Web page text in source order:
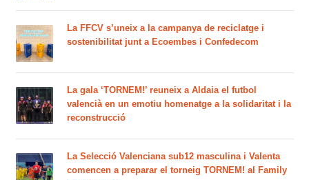
La FFCV s’uneix a la campanya de reciclatge i
sostenibilitat junt a Ecoembes i Confedecom
La gala ‘TORNEM!’ reuneix a Aldaia el futbol
valencià en un emotiu homenatge a la solidaritat i la
reconstrucció
La Selecció Valenciana sub12 masculina i Valenta
comencen a preparar el torneig TORNEM! al Family